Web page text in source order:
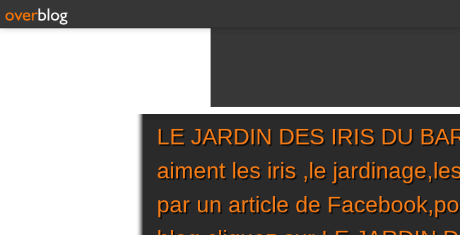
LE JARDIN DES IRIS DU
aiment les iris ,le
par un article de